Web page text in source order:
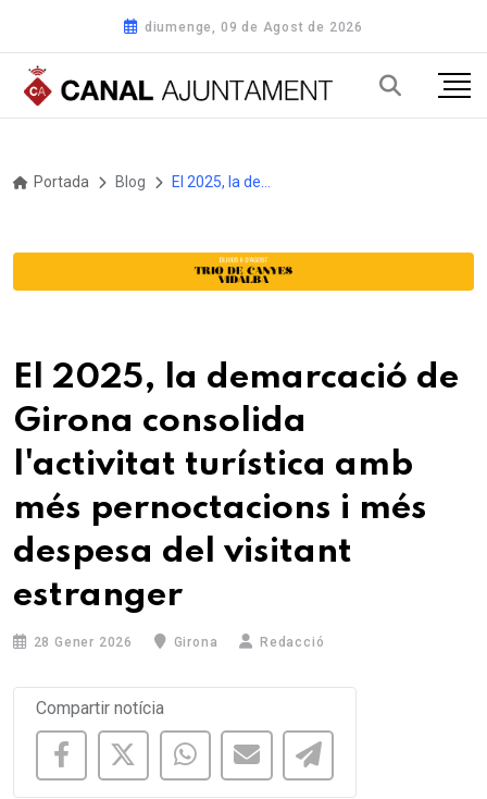
diumenge, 09 de Agost de 2026
Portada Blog
El 2025, la demarcació de
Girona consolida
l'activitat turística amb
més pernoctacions i més
despesa del visitant
estranger
28 Gener 2026 Girona Redacció
Compartir notícia